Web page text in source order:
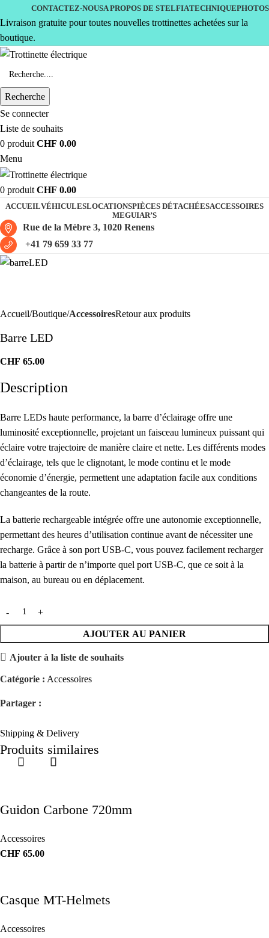
CONTACTEZ-NOUSA PROPOS DE STELFIATECHNIQUEPHOTOS
Livraison gratuite pour toutes nouvelles trottinettes achetées sur la
boutique.
Recherche
Se connecter
Liste de souhaits
0 produit CHF 0.00
Menu
0 produit CHF 0.00
ACCUEILVÉHICULESLOCATIONSPIÈCES DÉTACHÉESACCESSOIRES
MEGUIAR’S
Rue de la Mèbre 3, 1020 Renens
+41 79 659 33 77
Accueil Boutique AccessoiresRetour aux produits
Barre LED
CHF 65.00
Description
Barre LEDs haute performance, la barre d’éclairage offre une
luminosité exceptionnelle, projetant un faisceau lumineux puissant qui
éclaire votre trajectoire de manière claire et nette. Les différents modes
d’éclairage, tels que le clignotant, le mode continu et le mode
économie d’énergie, permettent une adaptation facile aux conditions
changeantes de la route.
La batterie rechargeable intégrée offre une autonomie exceptionnelle,
permettant des heures d’utilisation continue avant de nécessiter une
recharge. Grâce à son port USB-C, vous pouvez facilement recharger
la batterie à partir de n’importe quel port USB-C, que ce soit à la
maison, au bureau ou en déplacement.
AJOUTER AU PANIER
Ajouter à la liste de souhaits
Catégorie : Accessoires
Partager :
Shipping & Delivery
Produits similaires
Guidon Carbone 720mm
Accessoires
CHF 65.00
Casque MT-Helmets
Accessoires